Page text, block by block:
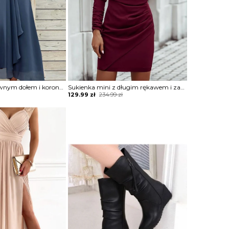
Sukienka ze zwiewnym dołem i koronkową górą Sukienka mini z długim rękawem i zabudowanym dekoltem
234.99zł
Original
129.99 zł
Current